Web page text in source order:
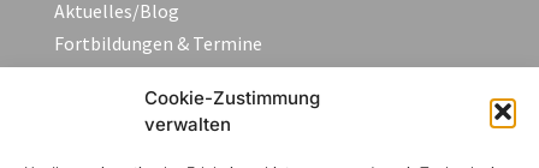
Cookie-Zustimmung
verwalten
Aktuelles/Blog
Fortbildungen & Termine